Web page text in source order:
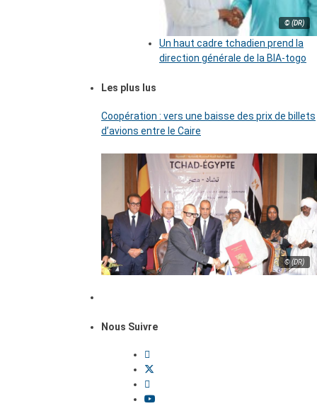
© (DR)
Un haut cadre tchadien prend la
direction générale de la BIA-togo
Les plus lus
Coopération : vers une baisse des prix de billets
d’avions entre le Caire
© (DR)
Nous Suivre